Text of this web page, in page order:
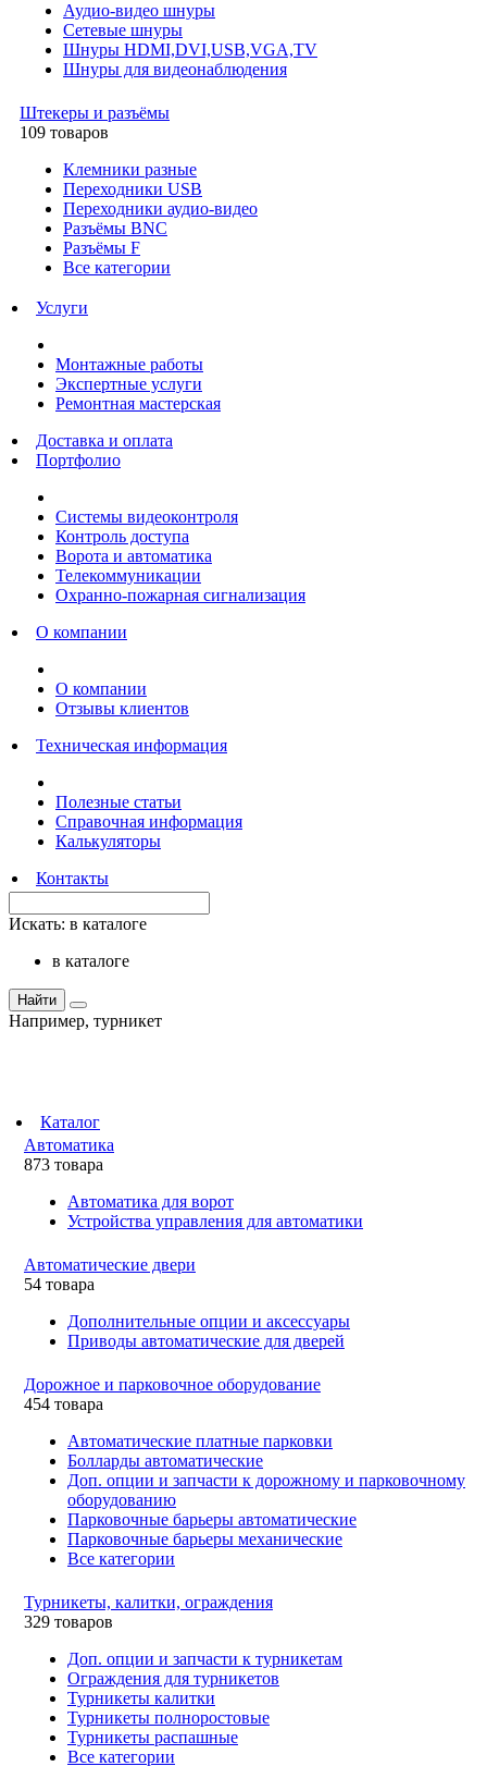
Аудио-видео шнуры
Сетевые шнуры
Шнуры HDMI,DVI,USB,VGA,TV
Шнуры для видеонаблюдения
Штекеры и разъёмы
109 товаров
Клемники разные
Переходники USB
Переходники аудио-видео
Разъёмы BNC
Разъёмы F
Все категории
Услуги
Монтажные работы
Экспертные услуги
Ремонтная мастерская
Доставка и оплата
Портфолио
Системы видеоконтроля
Контроль доступа
Ворота и автоматика
Телекоммуникации
Охранно-пожарная сигнализация
О компании
О компании
Отзывы клиентов
Техническая информация
Полезные статьи
Справочная информация
Калькуляторы
Контакты
Искать: в каталоге
в каталоге
Найти
Например, турникет
Каталог
Автоматика
873 товара
Автоматика для ворот
Устройства управления для автоматики
Автоматические двери
54 товара
Дополнительные опции и аксессуары
Приводы автоматические для дверей
Дорожное и парковочное оборудование
454 товара
Автоматические платные парковки
Болларды автоматические
Доп. опции и запчасти к дорожному и парковочному
оборудованию
Парковочные барьеры автоматические
Парковочные барьеры механические
Все категории
Турникеты, калитки, ограждения
329 товаров
Доп. опции и запчасти к турникетам
Ограждения для турникетов
Турникеты калитки
Турникеты полноростовые
Турникеты распашные
Все категории